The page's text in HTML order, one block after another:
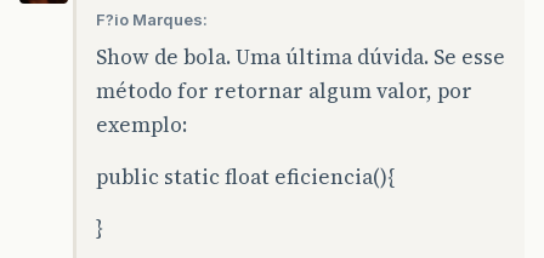
F?io Marques:
Show de bola. Uma última dúvida. Se esse
método for retornar algum valor, por
exemplo:
public static float eficiencia(){
}